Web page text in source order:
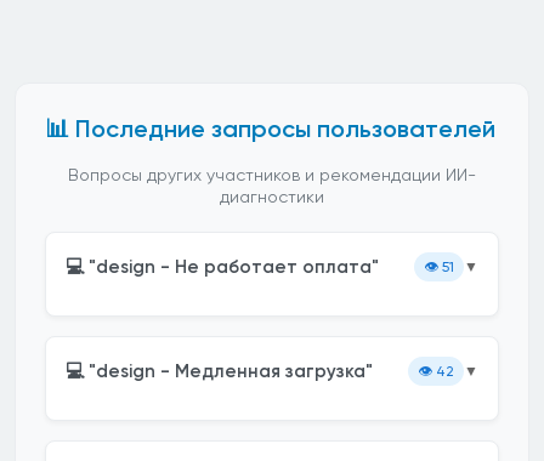
📊 Последние запросы пользователей
Вопросы других участников и рекомендации ИИ-
диагностики
💻 "design - Не работает оплата" 👁️ 51 ▼
💻 "design - Медленная загрузка" 👁️ 42 ▼